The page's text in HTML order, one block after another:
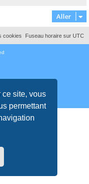
ce site, vous
permettant
Aller
Fuseau horaire sur UTC
cookies